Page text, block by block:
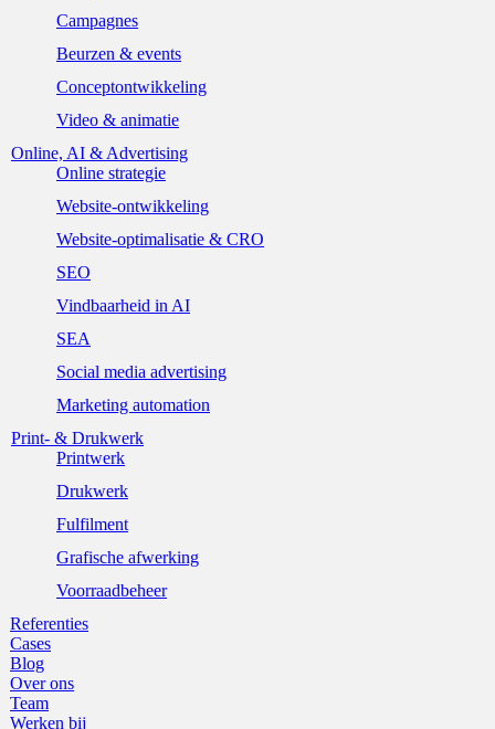
Campagnes
Beurzen & events
Conceptontwikkeling
Video & animatie
Online, AI & Advertising
Online strategie
Website-ontwikkeling
Website-optimalisatie & CRO
SEO
Vindbaarheid in AI
SEA
Social media advertising
Marketing automation
Print- & Drukwerk
Printwerk
Drukwerk
Fulfilment
Grafische afwerking
Voorraadbeheer
Referenties
Cases
Blog
Over ons
Team
Werken bij